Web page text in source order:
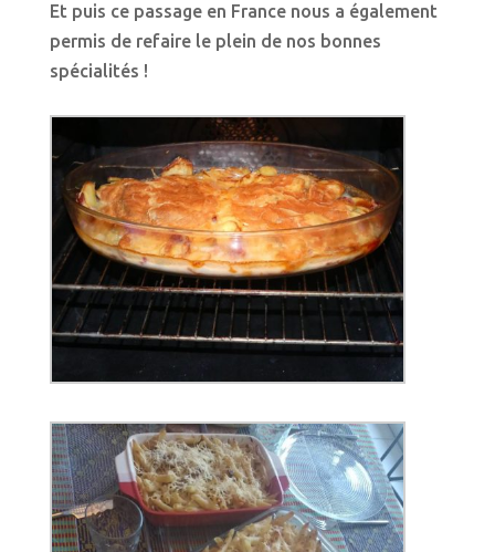
Et puis ce passage en France nous a également
permis de refaire le plein de nos bonnes
spécialités !